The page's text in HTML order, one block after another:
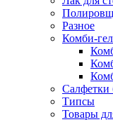
Разное
Комби-
Салфетки
Типсы
Товары